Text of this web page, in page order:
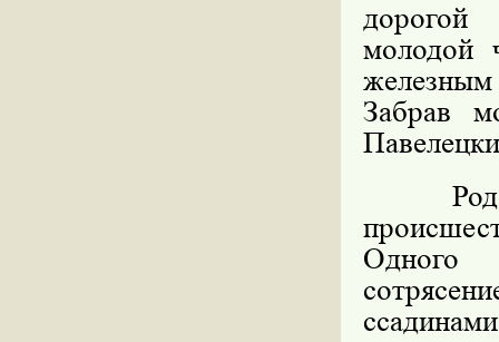
дорогой
молодой
Забрав
Одного